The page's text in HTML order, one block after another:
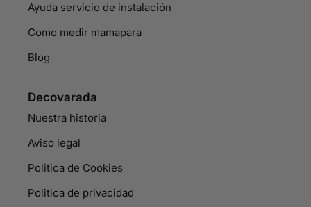
Ayuda servicio de instalación
Como medir mamapara
Blog
Decovarada
Nuestra historia
Aviso legal
Politica de Cookies
Politica de privacidad